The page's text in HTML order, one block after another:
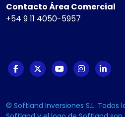
Contacto Área Comercial
+54 9 11 4050-5957
© Softland Inversiones S.L. Todos